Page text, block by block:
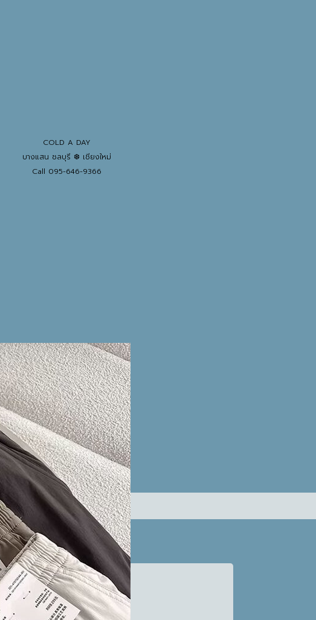
COLD A DAY
บางแสน ชลบุรี ❆ เชียงใหม่
Call 095-646-9366